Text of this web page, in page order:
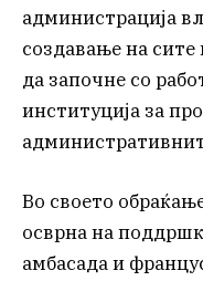
администрација
создавање на
да започне со
институција за
Во своето
осврна на
амбасада и